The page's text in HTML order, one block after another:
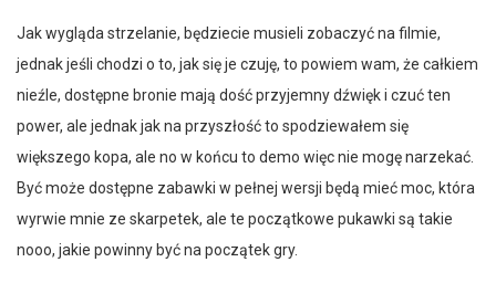
Jak wygląda strzelanie, będziecie musieli zobaczyć na filmie,
jednak jeśli chodzi o to, jak się je czuję, to powiem wam, że całkiem
nieźle, dostępne bronie mają dość przyjemny dźwięk i czuć ten
power, ale jednak jak na przyszłość to spodziewałem się
większego kopa, ale no w końcu to demo więc nie mogę narzekać.
Być może dostępne zabawki w pełnej wersji będą mieć moc, która
wyrwie mnie ze skarpetek, ale te początkowe pukawki są takie
nooo, jakie powinny być na początek gry.